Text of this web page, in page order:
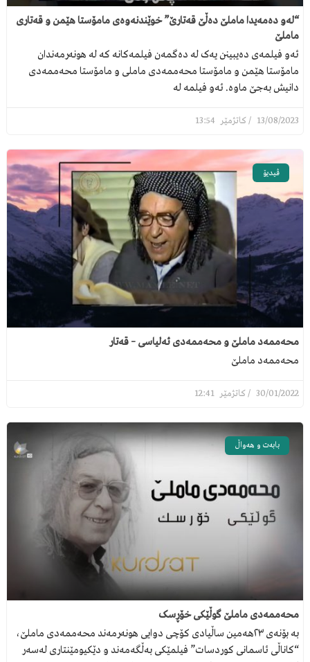
“لەو دەمەیدا ماملێ دەڵێ قەتارێ” خوێندنەوەی مامۆستا هێمن و قەتاری
ماملێ
ئەو فیلمەی دەیبینن یەک لە دەگمەن فیلمەکانە کە لە هونەرمەندان
مامۆستا هێمن و مامۆستا محەممەدی ماملی و مامۆستا محەممەدی
دانیش بەجێ ماوە. ئەو فیلمە لە
13/08/2023
ڤیدیۆ
محەممەد ماملێ و محەممەدی ئەلیاسی – قەتار
محەممەد ماملێ
30/01/2022
بابەت و هەواڵ
محەممەدی ماملێ گوڵێکی خۆڕسک
بە بۆنەی ٢٣هەمین ساڵیادی کۆچی دوایی هونەرمەند محەممەدی ماملێ،
“کاناڵی ئاسمانی کوردسات” فیلمێکی بەڵگەمەند و دێکیومێنتاری لەسەر